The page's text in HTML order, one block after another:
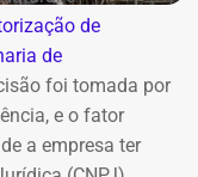
um Mercedes-
um
mil em “bens
dinheiro em
de
de
foi tomada por
e o fator
a empresa ter